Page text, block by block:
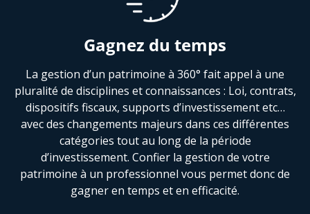
Gagnez du temps
La gestion d’un patrimoine à 360° fait appel à une
pluralité de disciplines et connaissances : Loi, contrats,
dispositifs fiscaux, supports d’investissement etc…
avec des changements majeurs dans ces différentes
catégories tout au long de la période
d’investissement. Confier la gestion de votre
patrimoine à un professionnel vous permet donc de
gagner en temps et en efficacité.